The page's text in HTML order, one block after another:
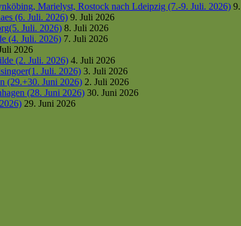
Marielyst, Rostock nach Ldeipzig (7.-9. Juli. 2026)
(6. Juli. 2026) 9. Juli 2026
Juli. 2026) 8. Juli 2026
(4. Juli. 2026) 7. Juli 2026
2026
(2. Juli. 2026) 4. Juli 2026
Juli. 2026) 3. Juli 2026
(29.+30. Juni 2026) 2. Juli 2026
(28. Juni 2026) 30. Juni 2026
29. Juni 2026